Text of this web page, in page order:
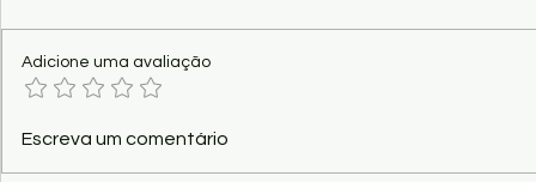
Poema - Função dos Pombos, por
Edson Moraes
Adicione uma avaliação
Escreva um comentário